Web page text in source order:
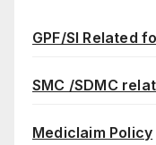
GPF/SI Related
SMC /SDMC
Mediclaim Policy